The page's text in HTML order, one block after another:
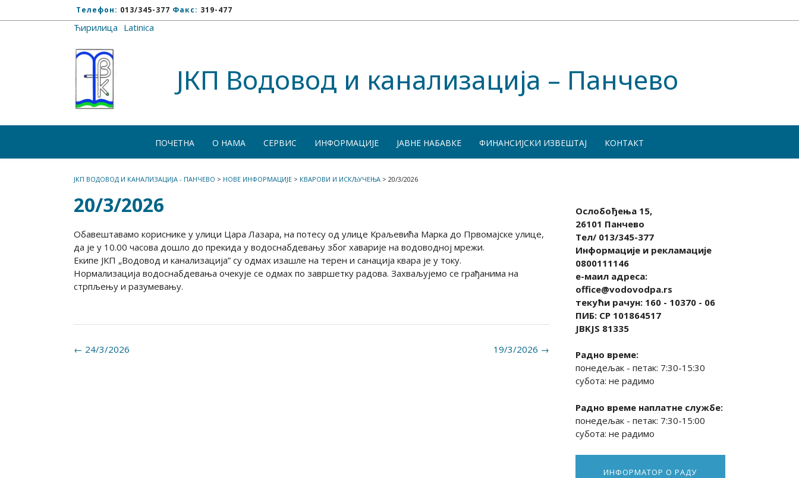
Телефон: 013/345-377 Факс: 319-477
Ћирилица Latinica
ЈКП Водовод и канализација – Панчево
ПОЧЕТНА О НАМА СЕРВИС ИНФОРМАЦИЈЕ ЈАВНЕ НАБАВКЕ ФИНАНСИЈСКИ ИЗВЕШТАЈ КОНТАКТ
ЈКП ВОДОВОД И КАНАЛИЗАЦИЈА - ПАНЧЕВО > НОВЕ ИНФОРМАЦИЈЕ > КВАРОВИ И ИСКЉУЧЕЊА > 20/3/2026
20/3/2026
Обавештавамо кориснике у улици Цара Лазара, на потесу од улице Краљевића Марка до Првомајске улице,
да је у 10.00 часова дошло до прекида у водоснабдевању због хаварије на водоводној мрежи.
Екипе ЈКП „Водовод и канализација” су одмах изашле на терен и санација квара је у току.
Нормализација водоснабдевања очекује се одмах по завршетку радова. Захваљујемо се грађанима на
стрпљењу и разумевању.
Post 19/3/2026 →
← 24/3/2026
Ослобођења 15,
26101 Панчево
Тел/ 013/345-377
Информације и рекламације
0800111146
е-маил адреса:
office@vodovodpa.rs
текући рачун: 160 - 10370 - 06
ПИБ: СР 101864517
JBKJS 81335
Радно време:
понедељак - петак: 7:30-15:30
субота: не радимо
Радно време наплатне службе:
понедељак - петак: 7:30-15:00
субота: не радимо
ИНФОРМАТОР О РАДУ